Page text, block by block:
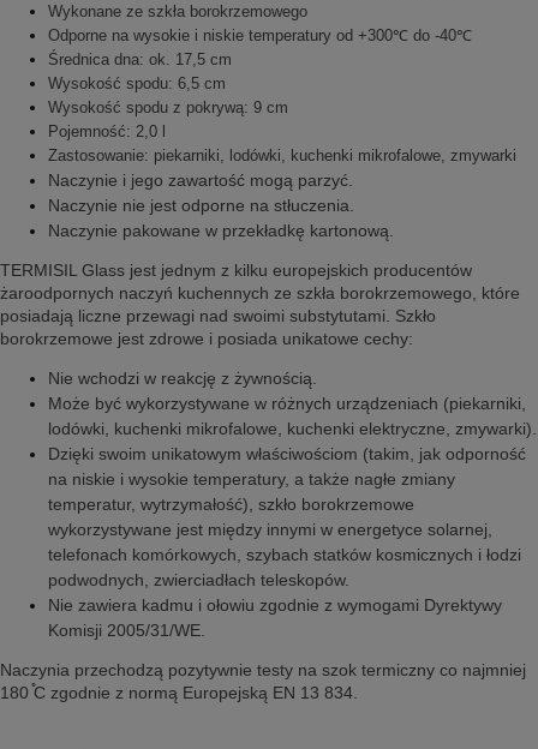
Wykonane ze szkła borokrzemowego
Odporne na wysokie i niskie temperatury od +300℃ do -40℃
Średnica dna: ok. 17,5 cm
Wysokość spodu: 6,5 cm
Wysokość spodu z pokrywą: 9 cm
Pojemność: 2,0 l
Zastosowanie: piekarniki, lodówki, kuchenki mikrofalowe, zmywarki
Naczynie i jego zawartość mogą parzyć.
Naczynie nie jest odporne na stłuczenia.
Naczynie pakowane w przekładkę kartonową.
TERMISIL Glass jest jednym z kilku europejskich producentów
żaroodpornych naczyń kuchennych ze szkła borokrzemowego, które
posiadają liczne przewagi nad swoimi substytutami. Szkło
borokrzemowe jest zdrowe i posiada unikatowe cechy:
Nie wchodzi w reakcję z żywnością.
Może być wykorzystywane w różnych urządzeniach (piekarniki,
lodówki, kuchenki mikrofalowe, kuchenki elektryczne, zmywarki).
Dzięki swoim unikatowym właściwościom (takim, jak odporność
na niskie i wysokie temperatury, a także nagłe zmiany
temperatur, wytrzymałość), szkło borokrzemowe
wykorzystywane jest między innymi w energetyce solarnej,
telefonach komórkowych, szybach statków kosmicznych i łodzi
podwodnych, zwierciadłach teleskopów.
Nie zawiera kadmu i ołowiu zgodnie z wymogami Dyrektywy
Komisji 2005/31/WE.
Naczynia przechodzą pozytywnie testy na szok termiczny co najmniej
180 ֯C zgodnie z normą Europejską EN 13 834.